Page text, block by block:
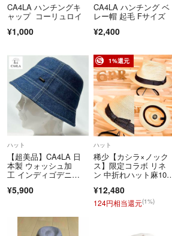
☘️基本的に販売手数料及び送料は当方負担で
最安配送をご理解ください。それ以外の発送
☘️仕事/育児が多忙ですので、即時対応が出来
理解をお願い致します。
⚠️常識範囲外・執拗なお値引き交渉、テンプ
は誠意は感じません。
ご対応しても応答がない事もあり多忙につき
記コメント等は削除させていただきます。
⚠️転売屋、購入手続の支払い期限のお知らせ
ていない方、取引実績がない方、悪評価がつ
セルさせていただく場合もございますのでご
⚠️同名で他アプリ/オークションサイトでも出
CA4LA ハンチングキ
ャップ コーリュロイ
¥1,000
CA4LA ハンチング ベ
レー帽 起毛 Fサイズ
¥2,400
ハット
【超美品】CA4LA 日
本製 ウォッシュ加
工 インディゴデニ
¥5,900
1%還元
ハット
稀少【カシラ×ノック
ス】限定コラボ リネ
ン 中折れハット麻10
¥12,480
124円相当還元(1%)